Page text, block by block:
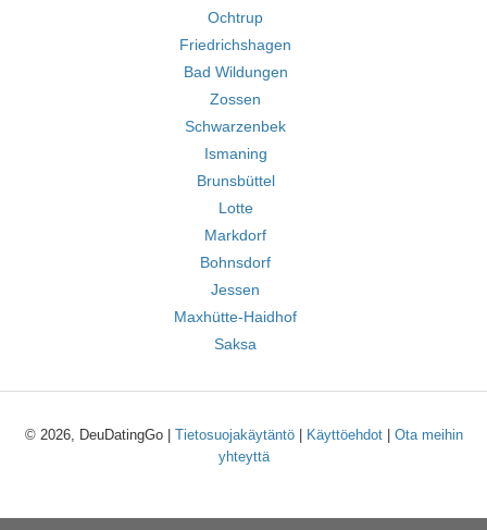
Ochtrup
Friedrichshagen
Bad Wildungen
Zossen
Schwarzenbek
Ismaning
Brunsbüttel
Lotte
Markdorf
Bohnsdorf
Jessen
Maxhütte-Haidhof
Saksa
© 2026, DeuDatingGo | Tietosuojakäytäntö| Käyttöehdot| Ota meihin
yhteyttä